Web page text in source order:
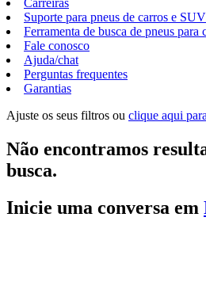
Carreiras
Suporte para pneus de carros e
Ferramenta de busca de pneus para
Fale conosco
Ajuda/chat
Perguntas frequentes
Garantias
Ajuste os seus filtros ou clique aqui
Não encontramos
busca.
Inicie uma conversa em